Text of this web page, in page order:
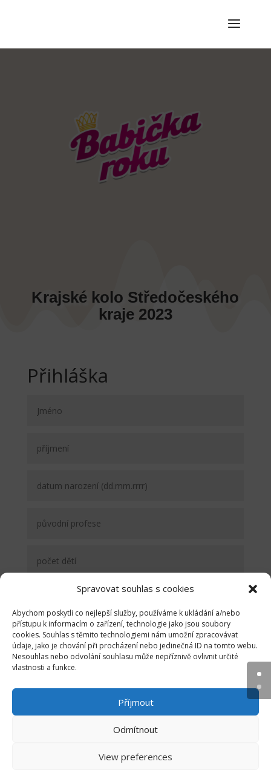
Spravovat souhlas s cookies
Abychom poskytli co nejlepší služby, používáme k ukládání a/nebo
přístupu k informacím o zařízení, technologie jako jsou soubory
cookies. Souhlas s těmito technologiemi nám umožní zpracovávat
údaje, jako je chování při procházení nebo jedinečná ID na tomto webu.
Nesouhlas nebo odvolání souhlasu může nepříznivě ovlivnit určité
vlastnosti a funkce.
Příjmout
Odmítnout
View preferences
Krajské kolo Středočeského
kraje 2023
Přihláška